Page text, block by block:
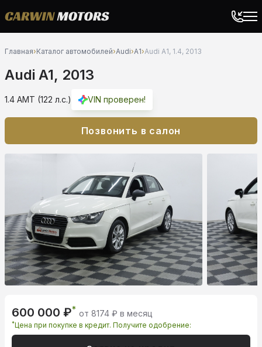
Главная›Каталог автомобилей›Audi›A1›Audi A1, 1.4, 2013
Audi A1, 2013
1.4 AMT (122 л.с.) VIN проверен!
Позвонить в салон
600 000 ₽* от 8174 ₽ в месяц
*Цена при покупке в кредит. Получите одобрение: